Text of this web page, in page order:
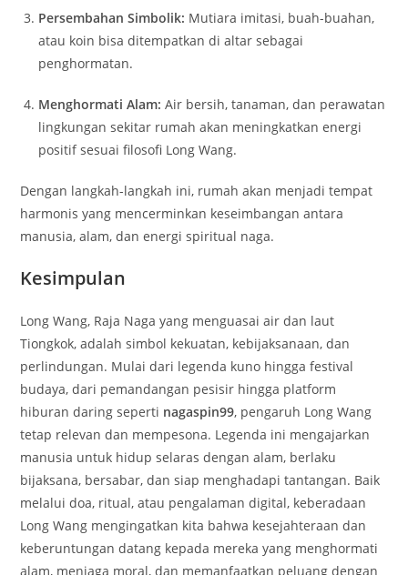
Persembahan Simbolik: Mutiara imitasi, buah-buahan,
atau koin bisa ditempatkan di altar sebagai
penghormatan.
Menghormati Alam: Air bersih, tanaman, dan perawatan
lingkungan sekitar rumah akan meningkatkan energi
positif sesuai filosofi Long Wang.
Dengan langkah-langkah ini, rumah akan menjadi tempat
harmonis yang mencerminkan keseimbangan antara
manusia, alam, dan energi spiritual naga.
Kesimpulan
Long Wang, Raja Naga yang menguasai air dan laut
Tiongkok, adalah simbol kekuatan, kebijaksanaan, dan
perlindungan. Mulai dari legenda kuno hingga festival
budaya, dari pemandangan pesisir hingga platform
hiburan daring seperti nagaspin99, pengaruh Long Wang
tetap relevan dan mempesona. Legenda ini mengajarkan
manusia untuk hidup selaras dengan alam, berlaku
bijaksana, bersabar, dan siap menghadapi tantangan. Baik
melalui doa, ritual, atau pengalaman digital, keberadaan
Long Wang mengingatkan kita bahwa kesejahteraan dan
keberuntungan datang kepada mereka yang menghormati
alam, menjaga moral, dan memanfaatkan peluang dengan